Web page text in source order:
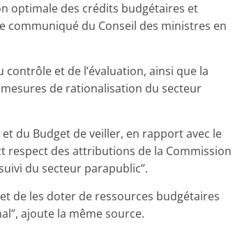
optimale des crédits budgétaires et
communiqué du Conseil des ministres en
et de l’évaluation, ainsi que la
de rationalisation du secteur
et du Budget de veiller, en rapport avec le
respect des attributions de la Commission
du secteur parapublic’’.
de les doter de ressources budgétaires
ajoute la même source.